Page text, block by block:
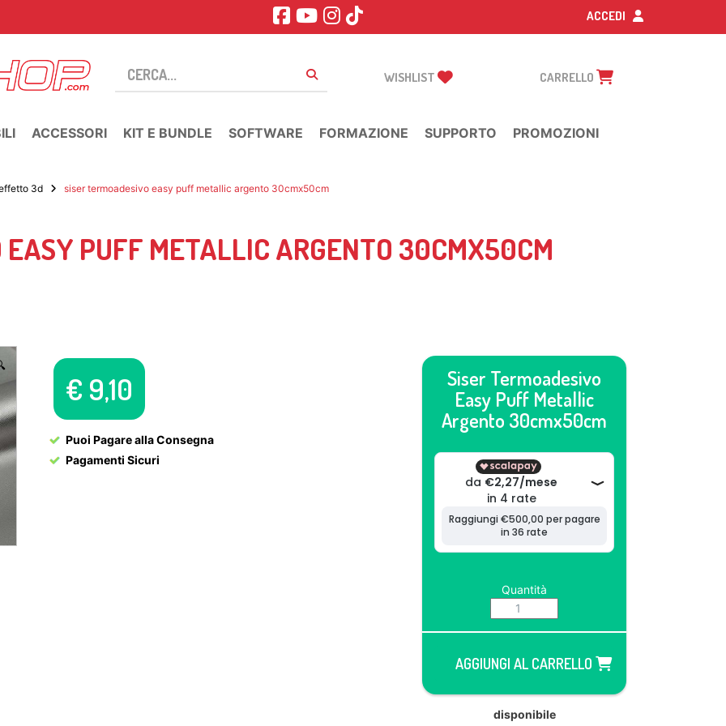
ACCEDI
WISHLIST CARRELLO
ACCESSORI KIT E BUNDLE SOFTWARE FORMAZIONE SUPPORTO PROMOZIONI
3d siser termoadesivo easy puff metallic argento 30cmx50cm
EASY PUFF METALLIC ARGENTO 30CMX50CM
€ 9,10
Puoi Pagare alla Consegna
Pagamenti Sicuri
Siser Termoadesivo
Easy Puff Metallic
Argento 30cmx50cm
Quantità
AGGIUNGI AL CARRELLO
disponibile